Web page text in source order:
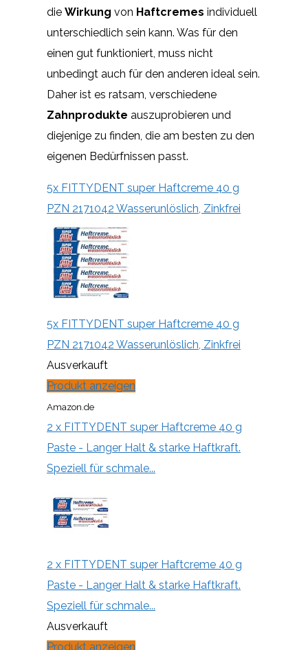
die Wirkung von Haftcremes individuell
unterschiedlich sein kann. Was für den
einen gut funktioniert, muss nicht
unbedingt auch für den anderen ideal sein.
Daher ist es ratsam, verschiedene
Zahnprodukte auszuprobieren und
diejenige zu finden, die am besten zu den
eigenen Bedürfnissen passt.
5x FITTYDENT super Haftcreme 40 g
PZN 2171042 Wasserunlöslich, Zinkfrei
5x FITTYDENT super Haftcreme 40 g
PZN 2171042 Wasserunlöslich, Zinkfrei
Ausverkauft
Produkt anzeigen
Amazon.de
2 x FITTYDENT super Haftcreme 40 g
Paste - Langer Halt & starke Haftkraft.
Speziell für schmale...
2 x FITTYDENT super Haftcreme 40 g
Paste - Langer Halt & starke Haftkraft.
Speziell für schmale...
Ausverkauft
Produkt anzeigen